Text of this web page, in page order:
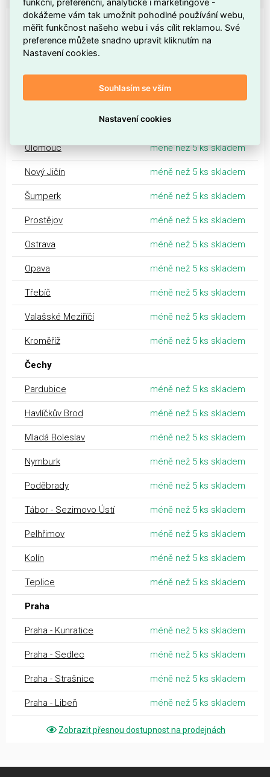
DOSTUPNOST NA PRODEJNÁCH
Dostupnost centrální sklady EMAS
Centrální sklad Ostrava méně než 5 ks skladem
Morava
méně než 5 ks skladem
Olomouc méně než 5 ks skladem
Nový Jičín méně než 5 ks skladem
Šumperk méně než 5 ks skladem
Prostějov méně než 5 ks skladem
Ostrava méně než 5 ks skladem
Opava méně než 5 ks skladem
Třebíč méně než 5 ks skladem
Valašské Meziříčí méně než 5 ks skladem
Kroměříž méně než 5 ks skladem
Čechy
Pardubice méně než 5 ks skladem
Havlíčkův Brod méně než 5 ks skladem
Mladá Boleslav méně než 5 ks skladem
Nymburk méně než 5 ks skladem
Poděbrady méně než 5 ks skladem
Tábor - Sezimovo Ústí méně než 5 ks skladem
Pelhřimov méně než 5 ks skladem
Kolín méně než 5 ks skladem
Teplice méně než 5 ks skladem
Praha
Praha - Kunratice méně než 5 ks skladem
Praha - Sedlec méně než 5 ks skladem
Praha - Strašnice méně než 5 ks skladem
Praha - Libeň méně než 5 ks skladem
Zobrazit přesnou dostupnost na prodejnách
dokážeme vám tak umožnit pohodlné používání webu,
měřit funkčnost našeho webu i vás cílit reklamou. Své
preference můžete snadno upravit kliknutím na
Nastavení cookies.
Souhlasím se vším
Nastavení cookies